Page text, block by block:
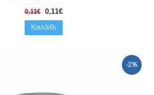
0,11€ 0,11€
Καλάθι
-2%